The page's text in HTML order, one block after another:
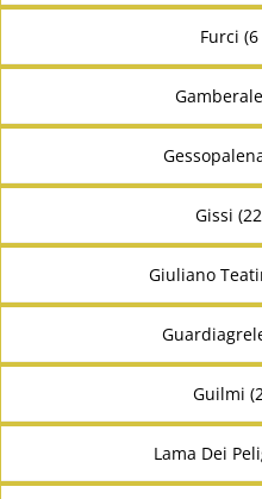
Furci
Gissi
Giuliano
Guilmi
Lama Dei